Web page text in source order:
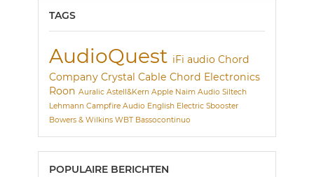
TAGS
AudioQuest iFi audio Chord
Company Crystal Cable Chord Electronics
Roon Auralic Astell&Kern Apple Naim Audio Siltech
Lehmann Campfire Audio English Electric Sbooster
Bowers & Wilkins WBT Bassocontinuo
POPULAIRE BERICHTEN